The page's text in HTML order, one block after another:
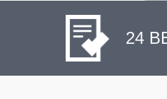
24